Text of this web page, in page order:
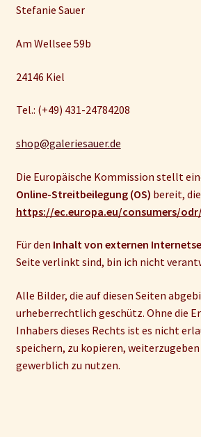
Versand
Zahlungsarten
Datenschutz
Impressum und Disclaimer
Mein Konto
Stefanie Sauer
Am Wellsee 59b
24146 Kiel
Tel.: (+49) 431-24784208
shop@galeriesauer.de
Die Europäische Kommission stellt
Online-Streitbeilegung (OS) bereit,
https://ec.europa.eu/consumers/odr/
Für den Inhalt von externen
Seite verlinkt sind, bin ich nicht
Alle Bilder, die auf diesen Seiten
urheberrechtlich geschütz. Ohne die
Inhabers dieses Rechts ist es nicht
speichern, zu kopieren,
gewerblich zu nutzen.